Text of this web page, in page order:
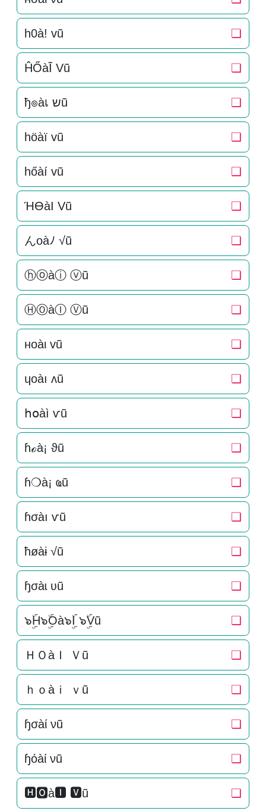
h0à! vũ ❏
ĤŐàĨ Vũ ❏
ђ๏àเ שũ ❏
höàï vũ ❏
hőàí vũ ❏
ΉӨàI Vũ ❏
んoàﾉ √ũ ❏
ⓗⓞàⓘ ⓥũ ❏
ⒽⓄàⒾ Ⓥũ ❏
нoàι vũ ❏
ɥoàı ʌũ ❏
հօàì ѵũ ❏
ɦℴà¡ ϑũ ❏
ɦ❍à¡ ҩũ ❏
ɦσàı ѵũ ❏
ħøàɨ √ũ ❏
ɧσàɩ ʋũ ❏
๖ۣۜH๖ۣۜOà๖ۣۜI ๖ۣۜVũ ❏
ＨＯàＩ Ｖũ ❏
ｈｏàｉ ｖũ ❏
ɧσàί νũ ❏
ɧόàί νũ ❏
🅷🅾à🅸 🆅ũ ❏